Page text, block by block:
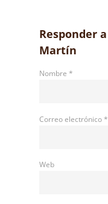
Responder a
Martín
Nombre *
Correo electrónico*
Web